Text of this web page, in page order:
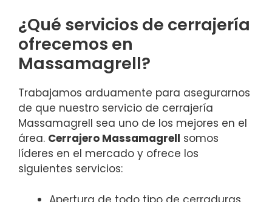
¿Qué servicios de cerrajería
ofrecemos en
Massamagrell?
Trabajamos arduamente para asegurarnos
de que nuestro servicio de cerrajería
Massamagrell sea uno de los mejores en el
área. Cerrajero Massamagrell somos
líderes en el mercado y ofrece los
siguientes servicios: